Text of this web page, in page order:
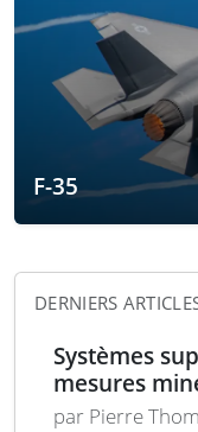
F-35
DERNIERS
Systèmes
mesures
Marine
par Pierre